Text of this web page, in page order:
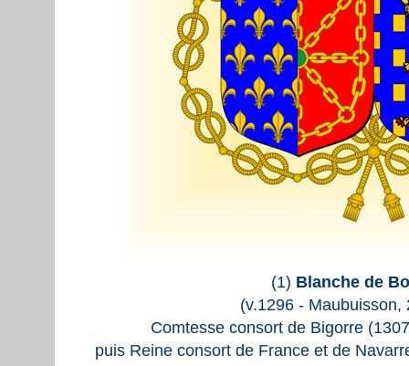
(1) Blanche de
(v.1296 - Maubuisson,
Comtesse consort de Bigorre
puis Reine consort de France et de